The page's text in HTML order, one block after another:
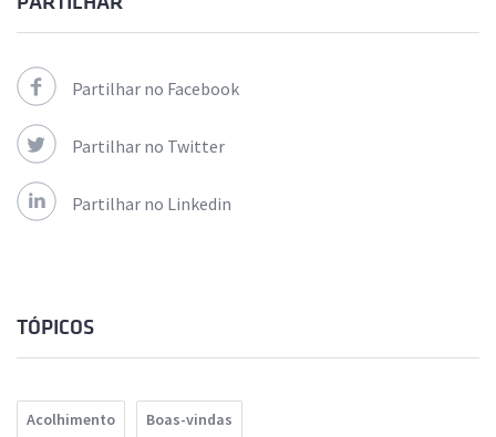
Partilhar no Facebook
Partilhar no Twitter
Partilhar no Linkedin
TÓPICOS
Acolhimento Boas-vindas